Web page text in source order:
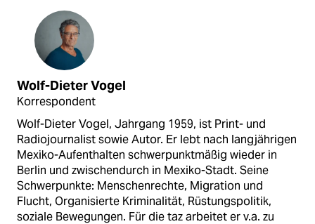
Wolf-Dieter Vogel
Korrespondent
Wolf-Dieter Vogel, Jahrgang 1959, ist Print- und
Radiojournalist sowie Autor. Er lebt nach langjährigen
Mexiko-Aufenthalten schwerpunktmäßig wieder in
Berlin und zwischendurch in Mexiko-Stadt. Seine
Schwerpunkte: Menschenrechte, Migration und
Flucht, Organisierte Kriminalität, Rüstungspolitik,
soziale Bewegungen. Für die taz arbeitet er v.a. zu